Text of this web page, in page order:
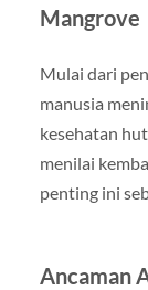
Mangrove
Mulai dari
manusia
kesehatan
menilai
penting ini
Ancaman